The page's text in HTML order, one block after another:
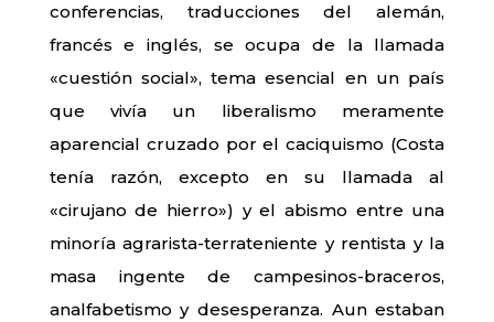
conferencias, traducciones del alemán,
francés e inglés, se ocupa de la llamada
«cuestión social», tema esencial en un país
que vivía un liberalismo meramente
aparencial cruzado por el caciquismo (Costa
tenía razón, excepto en su llamada al
«cirujano de hierro») y el abismo entre una
minoría agrarista-terrateniente y rentista y la
masa ingente de campesinos-braceros,
analfabetismo y desesperanza. Aun estaban